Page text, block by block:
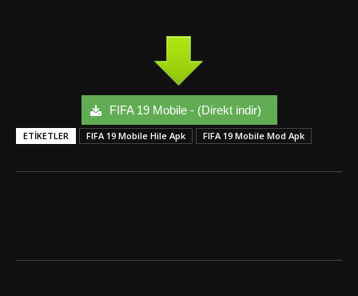
FIFA 19 Mobile - (Direkt indir)
ETIKETLER FIFA 19 Mobile Hile Apk FIFA 19 Mobile Mod Apk